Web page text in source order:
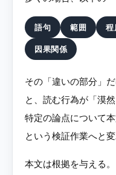
語句 範囲 程
因果関係
その「違いの部分」
と、読む行為が「漠
特定の論点について
という検証作業へと変
本文は根拠を与える